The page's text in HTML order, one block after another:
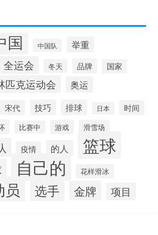
国 中国队 举重
全运会 冬天 品牌 国家
匹克运动会 奥运
宋代 技巧 排球 日本 时间
比赛中 游戏 滑雪场
疫情 的人 篮球
自己的 花样滑冰
员 选手 金牌 项目